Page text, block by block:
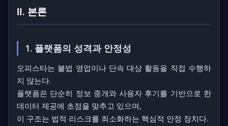
Ⅱ. 본론
1. 플랫폼의 성격과 안정성
오피스타는 불법 영업이나 단속 대상 활동을 직접 수행하
지 않는다.
플랫폼은 단순히 정보 중개와 사용자 후기를 기반으로 한
데이터 제공에 초점을 맞추고 있으며,
이 구조는 법적 리스크를 최소화하는 핵심적 안정 장치다.